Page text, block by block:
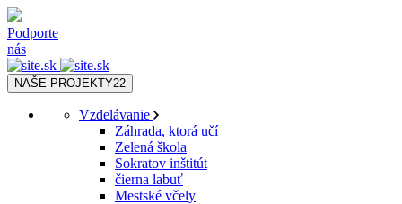
Podporte
nás
NAŠE PROJEKTY22
Vzdelávanie
Záhrada, ktorá učí
Zelená škola
Sokratov inštitút
čierna labuť
Mestské včely